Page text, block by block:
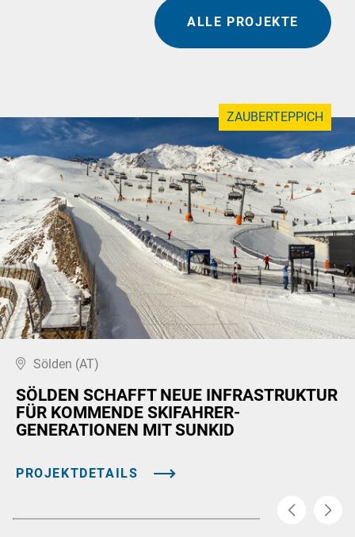
ALLE PROJEKTE
ZAUBERTEPPICH
Sölden (AT)
SÖLDEN SCHAFFT NEUE INFRASTRUKTUR
FÜR KOMMENDE SKIFAHRER-
GENERATIONEN MIT SUNKID
PROJEKTDETAILS